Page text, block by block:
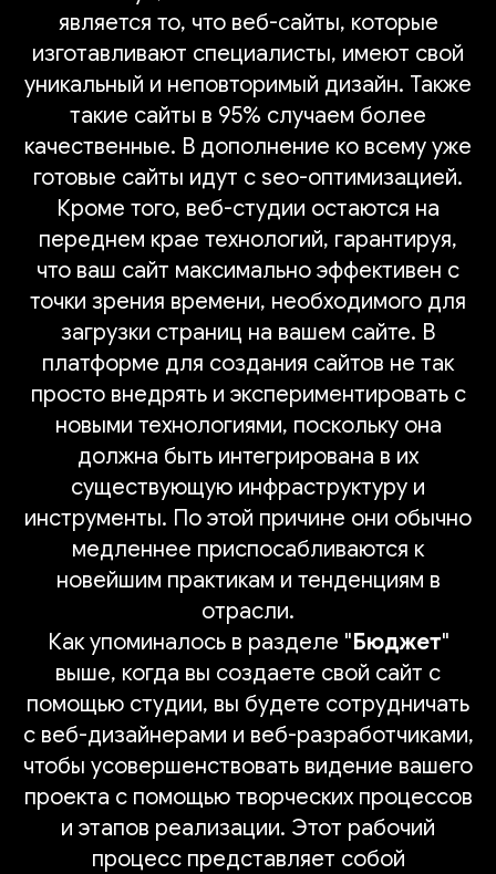
является то, что веб-сайты, которые
изготавливают специалисты, имеют свой
уникальный и неповторимый дизайн. Также
такие сайты в 95% случаем более
качественные. В дополнение ко всему уже
готовые сайты идут с seo-оптимизацией.
Кроме того, веб-студии остаются на
переднем крае технологий, гарантируя,
что ваш сайт максимально эффективен с
точки зрения времени, необходимого для
загрузки страниц на вашем сайте. В
платформе для создания сайтов не так
просто внедрять и экспериментировать с
новыми технологиями, поскольку она
должна быть интегрирована в их
существующую инфраструктуру и
инструменты. По этой причине они обычно
медленнее приспосабливаются к
новейшим практикам и тенденциям в
отрасли.
Как упоминалось в разделе "Бюджет"
выше, когда вы создаете свой сайт с
помощью студии, вы будете сотрудничать
с веб-дизайнерами и веб-разработчиками,
чтобы усовершенствовать видение вашего
проекта с помощью творческих процессов
и этапов реализации. Этот рабочий
процесс представляет собой